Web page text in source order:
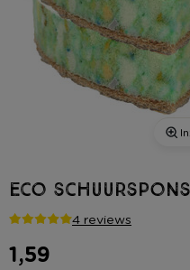
Eco
4 reviews
1,59